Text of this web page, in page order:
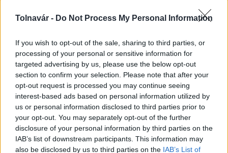
Tolnavár - Do Not Process My Personal Information
If you wish to opt-out of the sale, sharing to third parties, or
processing of your personal or sensitive information for
targeted advertising by us, please use the below opt-out
section to confirm your selection. Please note that after your
opt-out request is processed you may continue seeing
interest-based ads based on personal information utilized by
us or personal information disclosed to third parties prior to
your opt-out. You may separately opt-out of the further
disclosure of your personal information by third parties on the
IAB’s list of downstream participants. This information may
also be disclosed by us to third parties on the IAB’s List of
LEGFRISSEBB
Országos hírek
Kecskeméten is szakirányú továbbképzésekkel erősít a Gál
Ferenc Egyetem
Kiemelt fontosságú a Gál Ferenc Egyetem számára a jövőbe
mutató szakmai felkészültség átadása, a folyamatos szakmai
fejlődés támogatása.